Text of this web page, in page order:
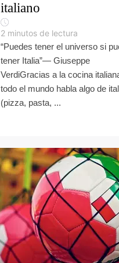
italiano
2 minutos de lectura
“Puedes tener el universo si
tener Italia”― Giuseppe
VerdiGracias a la cocina
todo el mundo habla algo de
(pizza, pasta, ...